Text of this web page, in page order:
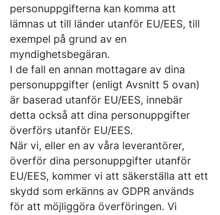
personuppgifterna kan komma att
lämnas ut till länder utanför EU/EES, till
exempel på grund av en
myndighetsbegäran.
I de fall en annan mottagare av dina
personuppgifter (enligt Avsnitt 5 ovan)
är baserad utanför EU/EES, innebär
detta också att dina personuppgifter
överförs utanför EU/EES.
När vi, eller en av våra leverantörer,
överför dina personuppgifter utanför
EU/EES, kommer vi att säkerställa att ett
skydd som erkänns av GDPR används
för att möjliggöra överföringen. Vi